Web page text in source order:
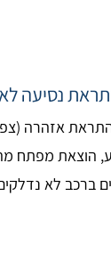
נסיעה
התראת אזהרה
הוצאת מפתח
ברכב לא